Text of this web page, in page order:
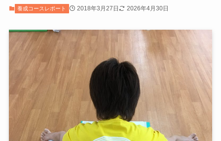
養成コースレポート 2018年3月27日 2026年4月30日